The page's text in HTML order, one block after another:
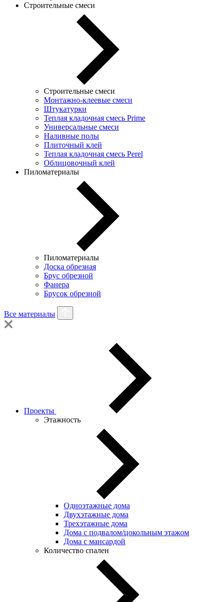
Строительные смеси
Строительные смеси
Монтажно-клеевые смеси
Штукатурки
Теплая кладочная смесь Prime
Универсальные смеси
Наливные полы
Плиточный клей
Теплая кладочная смесь Perel
Облицовочный клей
Пиломатериалы
Пиломатериалы
Доска обрезная
Брус обрезной
Фанера
Брусок обрезной
Все материалы
Проекты
Этажность
Одноэтажные дома
Двухэтажные дома
Трехэтажные дома
Дома с подвалом/цокольным этажом
Дома с мансардой
Количество спален